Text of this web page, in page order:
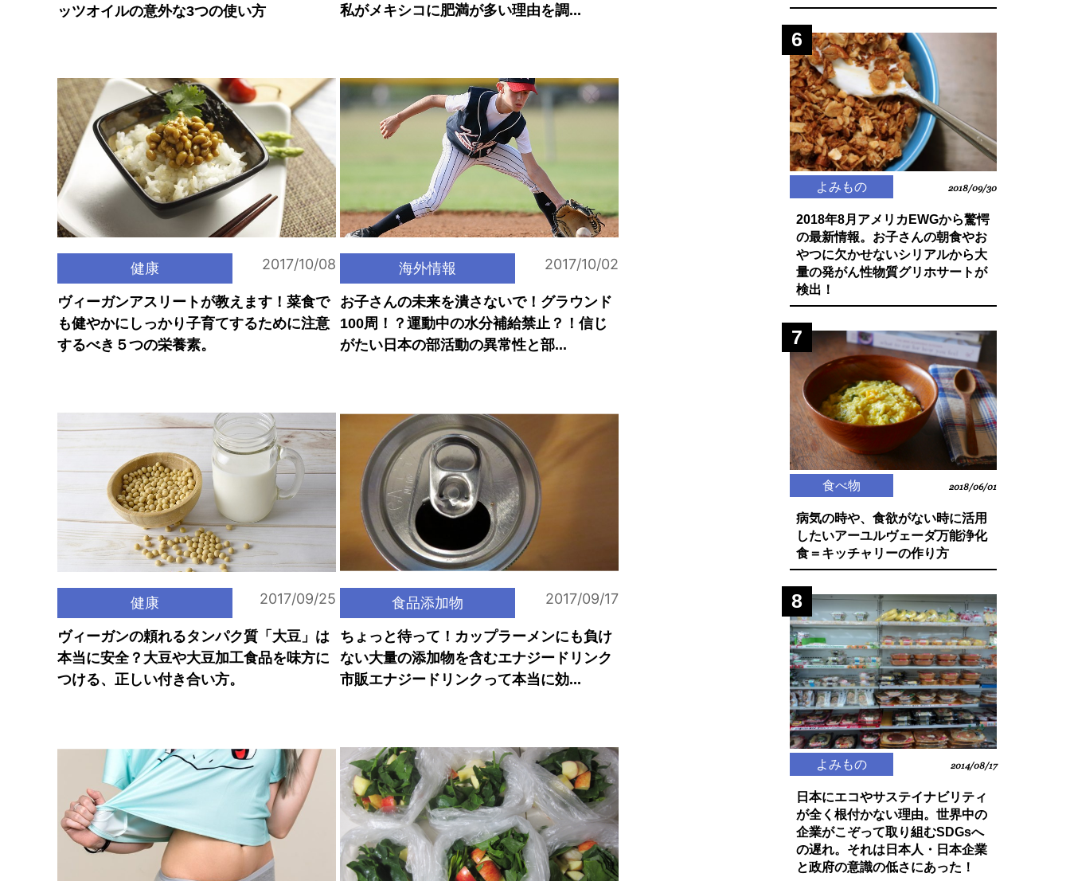
ッツオイルの意外な3つの使い方
私がメキシコに肥満が多い理由を調...
健康 2017/10/08
ヴィーガンアスリートが教えます！菜食で
も健やかにしっかり子育てするために注意
するべき５つの栄養素。
海外情報 2017/10/02
お子さんの未来を潰さないで！グラウンド
100周！？運動中の水分補給禁止？！信じ
がたい日本の部活動の異常性と部...
健康 2017/09/25
ヴィーガンの頼れるタンパク質「大豆」は
本当に安全？大豆や大豆加工食品を味方に
つける、正しい付き合い方。
食品添加物 2017/09/17
ちょっと待って！カップラーメンにも負け
ない大量の添加物を含むエナジードリンク
市販エナジードリンクって本当に効...
6
よみもの 2018/09/30
2018年8月アメリカEWGから驚愕
の最新情報。お子さんの朝食やお
やつに欠かせないシリアルから大
量の発がん性物質グリホサートが
検出！
7
食べ物 2018/06/01
病気の時や、食欲がない時に活用
したいアーユルヴェーダ万能浄化
食＝キッチャリーの作り方
8
よみもの 2014/08/17
日本にエコやサステイナビリティ
が全く根付かない理由。世界中の
企業がこぞって取り組むSDGsへ
の遅れ。それは日本人・日本企業
と政府の意識の低さにあった！